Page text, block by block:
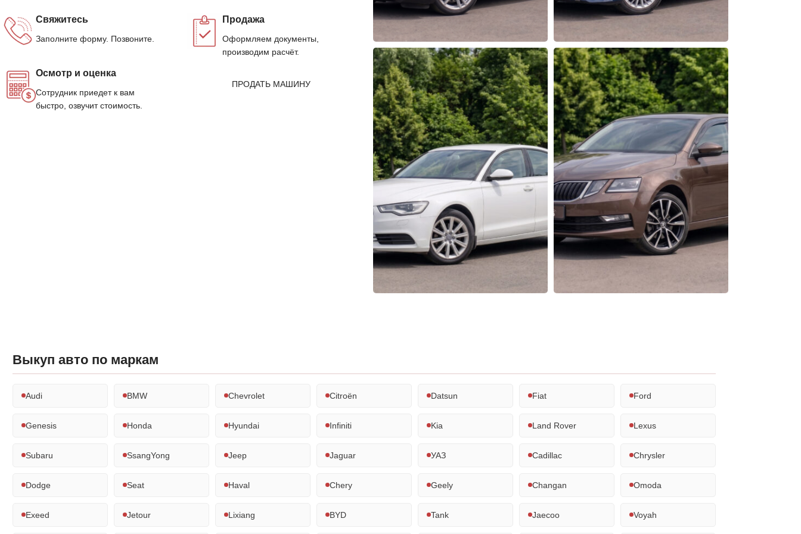
Свяжитесь
Заполните форму. Позвоните.
Осмотр и оценка
Сотрудник приедет к вам
быстро, озвучит стоимость.
Продажа
Оформляем документы,
производим расчёт.
ПРОДАТЬ МАШИНУ
Выкуп авто по маркам
Audi BMW Chevrolet Citroën Datsun Fiat Ford
Genesis Honda Hyundai Infiniti Kia Land Rover Lexus
Subaru SsangYong Jeep Jaguar УАЗ Cadillac Chrysler
Dodge Seat Haval Chery Geely Changan Omoda
Exeed Jetour Lixiang BYD Tank Jaecoo Voyah